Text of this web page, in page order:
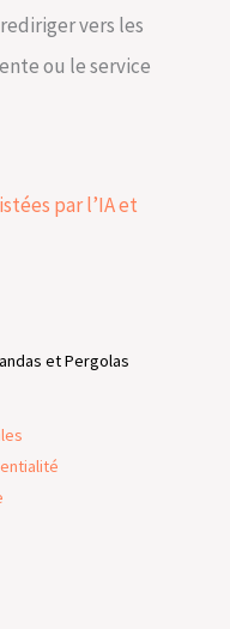
vers les
ou le service
par l’IA et
et Pergolas